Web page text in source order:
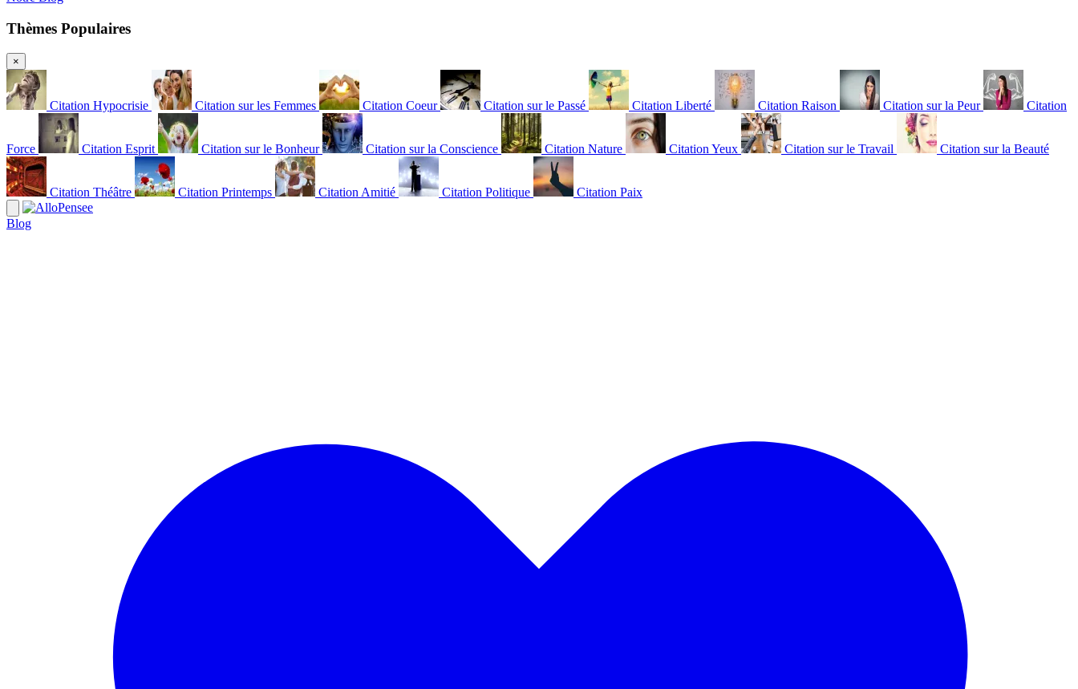
Thèmes Populaires
×
Citation Hypocrisie Citation sur les Femmes Citation Coeur Citation sur le Passé Citation Liberté Citation Raison Citation sur la Peur Citation
Force Citation Esprit Citation sur le Bonheur Citation sur la Conscience Citation Nature Citation Yeux Citation sur le Travail Citation sur la Beauté
Citation Théâtre Citation Printemps Citation Amitié Citation Politique Citation Paix
Blog